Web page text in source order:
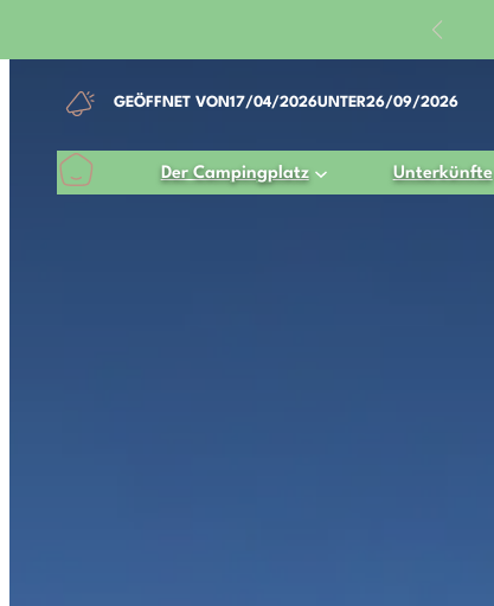
GEÖFFNET VON 17/04/2026UNTER26/09/2026
Der Campingplatz Unterkünfte